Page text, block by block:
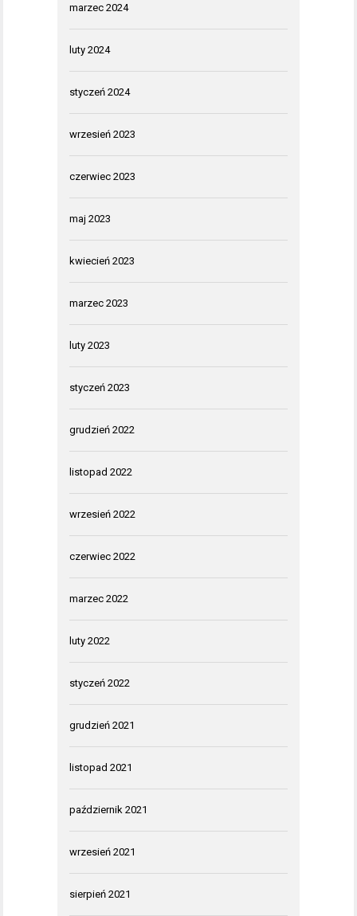
marzec 2024
luty 2024
styczeń 2024
wrzesień 2023
czerwiec 2023
maj 2023
kwiecień 2023
marzec 2023
luty 2023
styczeń 2023
grudzień 2022
listopad 2022
wrzesień 2022
czerwiec 2022
marzec 2022
luty 2022
styczeń 2022
grudzień 2021
listopad 2021
październik 2021
wrzesień 2021
sierpień 2021